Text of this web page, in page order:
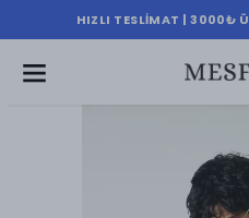
HIZLI TESLIMAT | 3000₺